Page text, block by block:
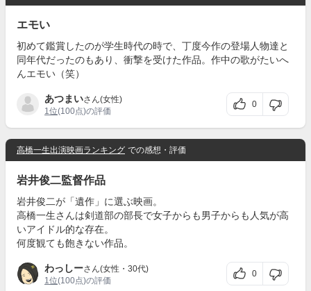
エモい
初めて鑑賞したのが学生時代の時で、丁度今作の登場人物達と
同年代だったのもあり、衝撃を受けた作品。作中の歌がたいへ
んエモい（笑）
あつまいさん(女性)
1位(100点)の評価
0
高橋一生出演映画ランキング での感想・評価
岩井俊二監督作品
岩井俊二が「遺作」に選ぶ映画。
高橋一生さんは剣道部の部長で女子からも男子からも人気が高
いアイドル的な存在。
何度観ても飽きない作品。
わっしーさん(女性・30代)
1位(100点)の評価
0